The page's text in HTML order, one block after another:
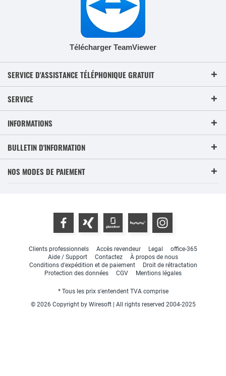
Télécharger TeamViewer
SERVICE D'ASSISTANCE TÉLÉPHONIQUE GRATUIT
SERVICE
INFORMATIONS
BULLETIN D'INFORMATION
NOS MODES DE PAIEMENT
Clients professionnels Accès revendeur Legal
office-365
Aide / Support
Contactez
À propos de nous
Conditions d'expédition et de paiement
Droit de rétractation
Protection des données
CGV Mentions légales
* Tous les prix s'entendent TVA comprise
© 2026 Copyright by Wiresoft | All rights reserved 2004-2025